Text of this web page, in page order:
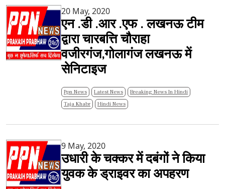
20 May, 2020
एन .डी .आर .एफ . लखनऊ टीम
द्वारा चारबत्ति चौराहा
वजीरगंज,गोलागंज लखनऊ में
सेनिटाइज
Ppn News Latest News
Breaking News In Hindi
Taja Khabr
Hindi News
9 May, 2020
उधारी के चक्कर में दबंगों ने किया
युवक के ड्राइवर का अपहरण